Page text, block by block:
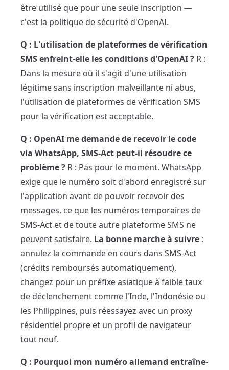
être utilisé que pour une seule inscription —
c'est la politique de sécurité d'OpenAI.
Q : L'utilisation de plateformes de vérification
SMS enfreint-elle les conditions d'OpenAI ? R :
Dans la mesure où il s'agit d'une utilisation
légitime sans inscription malveillante ni abus,
l'utilisation de plateformes de vérification SMS
pour la vérification est acceptable.
Q : OpenAI me demande de recevoir le code
via WhatsApp, SMS-Act peut-il résoudre ce
problème ? R : Pas pour le moment. WhatsApp
exige que le numéro soit d'abord enregistré sur
l'application avant de pouvoir recevoir des
messages, ce que les numéros temporaires de
SMS-Act et de toute autre plateforme SMS ne
peuvent satisfaire. La bonne marche à suivre :
annulez la commande en cours dans SMS-Act
(crédits remboursés automatiquement),
changez pour un préfixe asiatique à faible taux
de déclenchement comme l'Inde, l'Indonésie ou
les Philippines, puis réessayez avec un proxy
résidentiel propre et un profil de navigateur
tout neuf.
Q : Pourquoi mon numéro allemand entraîne-